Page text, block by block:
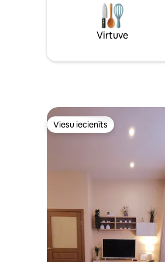
un restorāni 3 km attālumā
Virtuve
Viesu iecienīts
Viesu iecienīts